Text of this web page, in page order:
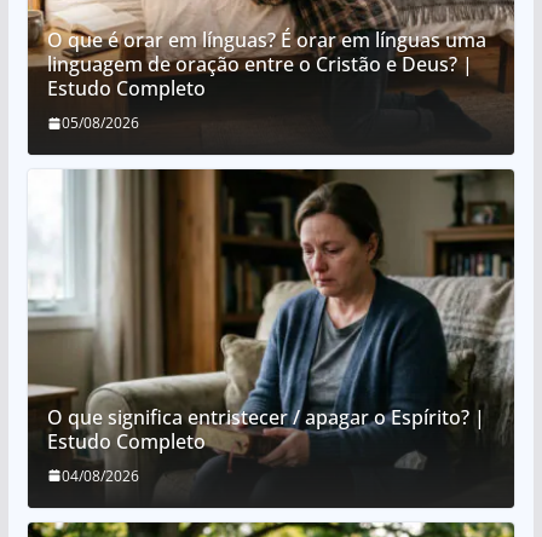
O que é orar em línguas? É orar em línguas uma
linguagem de oração entre o Cristão e Deus? |
Estudo Completo
05/08/2026
O que significa entristecer / apagar o Espírito? |
Estudo Completo
04/08/2026